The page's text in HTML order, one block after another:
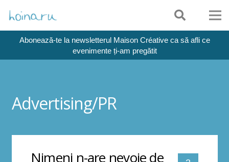
Abonează-te la newsletterul Maison Créative ca să afli ce
evenimente ți-am pregătit
Advertising/PR
Nimeni n-are nevoie de